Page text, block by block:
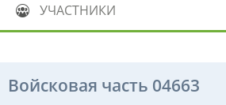
УЧАСТНИКИ
Войсковая часть 04663